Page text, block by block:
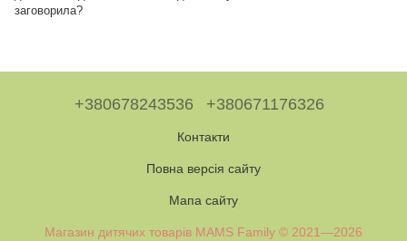
заговорила?
+380678243536 +380671176326
Контакти
Повна версія сайту
Мапа сайту
Магазин дитячих товарів MAMS Family © 2021—2026